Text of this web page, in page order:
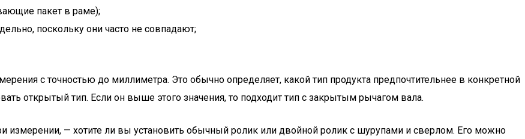
пакет в раме);
поскольку они часто не совпадают;
с точностью до миллиметра. Это обычно определяет, какой тип продукта предпочтительнее в конкретной
открытый тип. Если он выше этого значения, то подходит тип с закрытым рычагом вала.
— хотите ли вы установить обычный ролик или двойной ролик с шурупами и сверлом. Его можно